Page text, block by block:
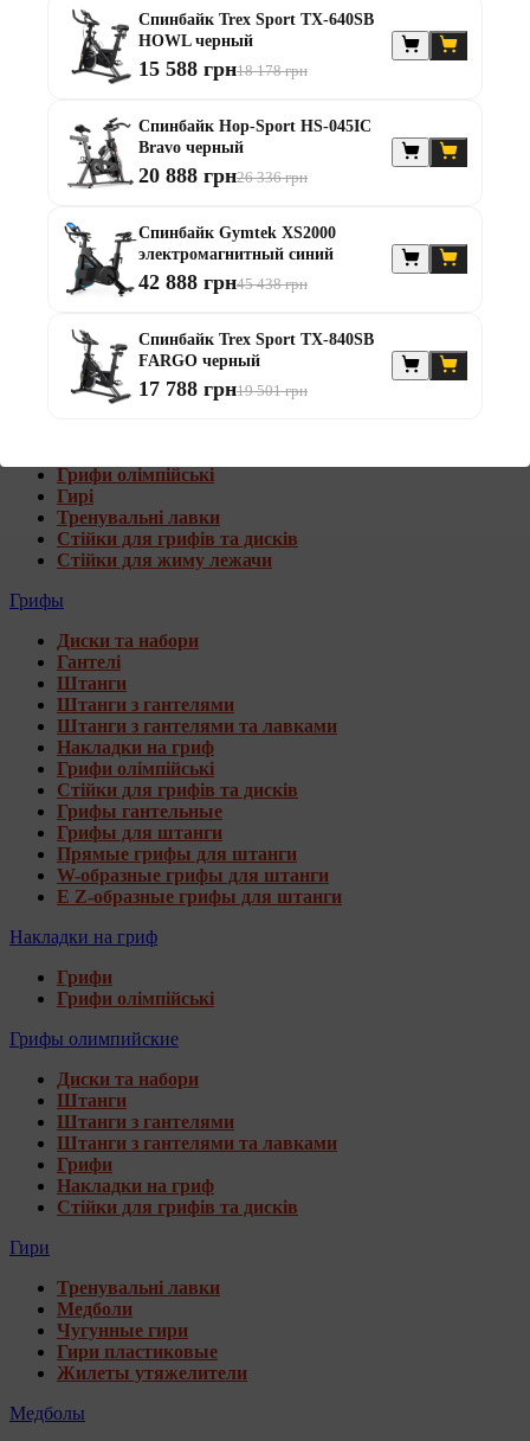
Штанги с w-образным грифом
Жилеты утяжелители
Штанги с гантелями
Диски та набори
Гантелі
Штанги
Штанги з гантелями та лавками
Грифи олімпійські
Тренувальні лавки
Стійки для грифів та дисків
Стійки для жиму лежачи
Штанги с гантелями и лавками
Диски та набори
Гантелі
Штанги
Грифи олімпійські
Гирі
Тренувальні лавки
Стійки для грифів та дисків
Стійки для жиму лежачи
Грифы
Диски та набори
Гантелі
Штанги
Штанги з гантелями
Штанги з гантелями та лавками
Накладки на гриф
Грифи олімпійські
Стійки для грифів та дисків
Грифы гантельные
Грифы для штанги
Прямые грифы для штанги
W-образные грифы для штанги
E Z-образные грифы для штанги
Накладки на гриф
Грифи
Грифи олімпійські
Грифы олимпийские
Диски та набори
Штанги
Штанги з гантелями
Штанги з гантелями та лавками
Грифи
Накладки на гриф
Стійки для грифів та дисків
Гири
Тренувальні лавки
Медболи
Чугунные гири
Гири пластиковые
Жилеты утяжелители
Медболы
Спинбайк Trex Sport TX-640SB
HOWL черный
15 588 грн18 178 грн
Спинбайк Hop-Sport HS-045IC
Bravo черный
20 888 грн26 336 грн
Спинбайк Gymtek XS2000
электромагнитный синий
42 888 грн45 438 грн
Спинбайк Trex Sport TX-840SB
FARGO черный
17 788 грн19 501 грн